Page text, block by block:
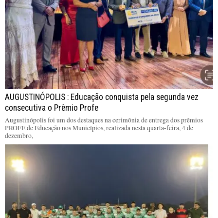
AUGUSTINÓPOLIS : Educação conquista pela segunda vez
consecutiva o Prêmio Profe
Augustinópolis foi um dos destaques na cerimônia de entrega dos prêmios
PROFE de Educação nos Municípios, realizada nesta quarta-feira, 4 de
dezembro,